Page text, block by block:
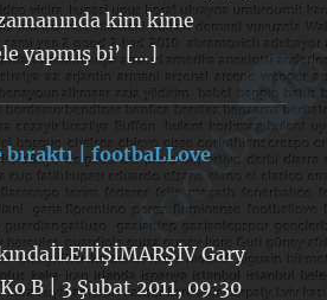
kim kime
yapmış bi’ […]
bıraktı | footbaLLovededi
ki:
Gary
B | 3 Şubat 2011, 09:30